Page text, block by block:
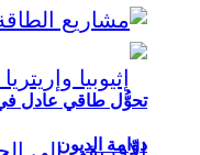
تحوُّل طاقي عادل في
دوّامة الديون